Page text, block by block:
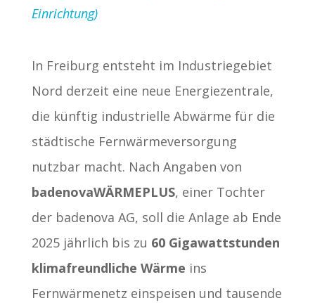
Einrichtung)
In Freiburg entsteht im Industriegebiet
Nord derzeit eine neue Energiezentrale,
die künftig industrielle Abwärme für die
städtische Fernwärmeversorgung
nutzbar macht. Nach Angaben von
badenovaWÄRMEPLUS, einer Tochter
der badenova AG, soll die Anlage ab Ende
2025 jährlich bis zu 60 Gigawattstunden
klimafreundliche Wärme ins
Fernwärmenetz einspeisen und tausende